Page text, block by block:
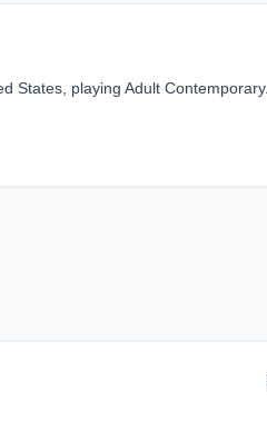
States, playing Adult Contemporary.